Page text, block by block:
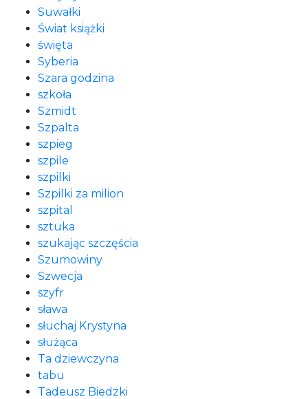
Suwałki
Świat książki
święta
Syberia
Szara godzina
szkoła
Szmidt
Szpalta
szpieg
szpile
szpilki
Szpilki za milion
szpital
sztuka
szukając szczęścia
Szumowiny
Szwecja
szyfr
sława
słuchaj Krystyna
służąca
Ta dziewczyna
tabu
Tadeusz Biedzki